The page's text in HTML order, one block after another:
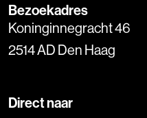
Bezoekadres
Koninginnegracht 46
2514 AD Den Haag
Direct naar